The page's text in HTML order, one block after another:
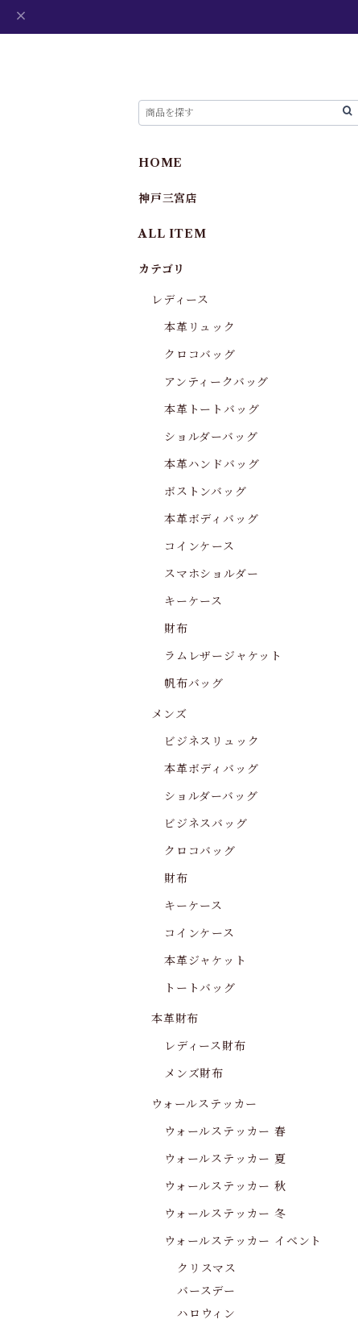
HOME
神戸三宮店
ALL ITEM
カテゴリ
レディース
本革リュック
クロコバッグ
アンティークバッグ
本革トートバッグ
ショルダーバッグ
本革ハンドバッグ
ボストンバッグ
本革ボディバッグ
コインケース
スマホショルダー
キーケース
財布
ラムレザージャケット
帆布バッグ
メンズ
ビジネスリュック
本革ボディバッグ
ショルダーバッグ
ビジネスバッグ
クロコバッグ
財布
キーケース
コインケース
本革ジャケット
トートバッグ
本革財布
レディース財布
メンズ財布
ウォールステッカー
ウォールステッカー 春
ウォールステッカー 夏
ウォールステッカー 秋
ウォールステッカー 冬
ウォールステッカー イベント
クリスマス
バースデー
ハロウィン